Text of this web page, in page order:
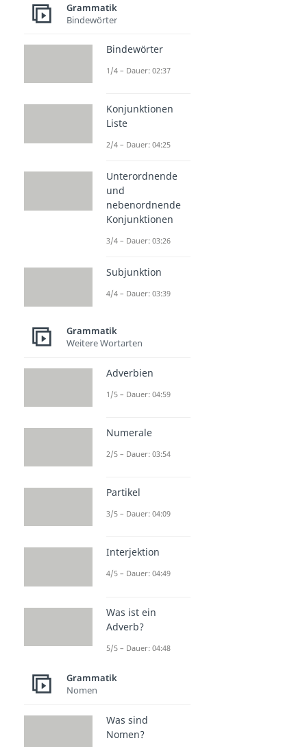
Grammatik
Bindewörter
Bindewörter
1/4 – Dauer: 02:37
Konjunktionen
Liste
2/4 – Dauer: 04:25
Unterordnende
und
nebenordnende
Konjunktionen
3/4 – Dauer: 03:26
Subjunktion
4/4 – Dauer: 03:39
Grammatik
Weitere Wortarten
Adverbien
1/5 – Dauer: 04:59
Numerale
2/5 – Dauer: 03:54
Partikel
3/5 – Dauer: 04:09
Interjektion
4/5 – Dauer: 04:49
Was ist ein
Adverb?
5/5 – Dauer: 04:48
Grammatik
Nomen
Was sind
Nomen?